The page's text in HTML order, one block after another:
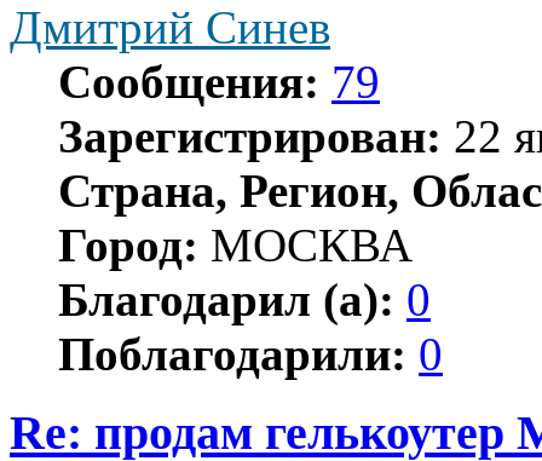
Дмитрий Синев
Сообщения: 79
Зарегистрирован: 22
Страна, Регион,
Город: МОСКВА
Благодарил (а): 0
Поблагодарили: 0
Re: продам